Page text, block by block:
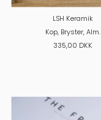
LSH Keramik
Kop, Bryster, Alm.
335,00 DKK